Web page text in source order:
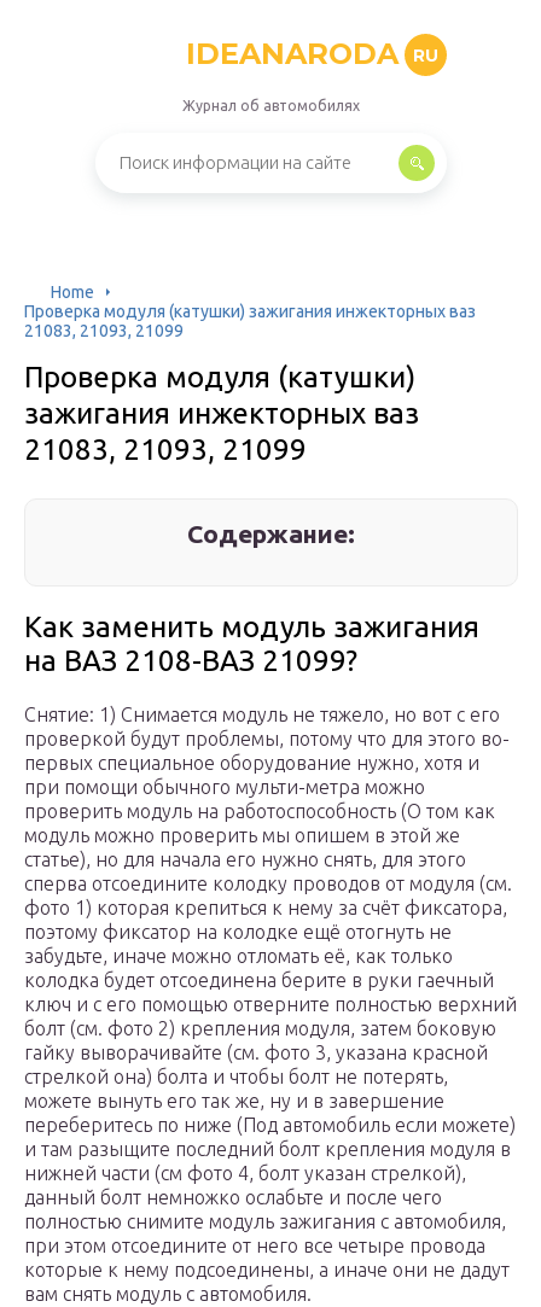
IDEANARODA RU
Журнал об автомобилях
Home
Проверка модуля (катушки) зажигания инжекторных ваз
21083, 21093, 21099
Проверка модуля (катушки)
зажигания инжекторных ваз
21083, 21093, 21099
Содержание:
Как заменить модуль зажигания
на ВАЗ 2108-ВАЗ 21099?
Снятие: 1) Снимается модуль не тяжело, но вот с его
проверкой будут проблемы, потому что для этого во-
первых специальное оборудование нужно, хотя и
при помощи обычного мульти-метра можно
проверить модуль на работоспособность (О том как
модуль можно проверить мы опишем в этой же
статье), но для начала его нужно снять, для этого
сперва отсоедините колодку проводов от модуля (см.
фото 1) которая крепиться к нему за счёт фиксатора,
поэтому фиксатор на колодке ещё отогнуть не
забудьте, иначе можно отломать её, как только
колодка будет отсоединена берите в руки гаечный
ключ и с его помощью отверните полностью верхний
болт (см. фото 2) крепления модуля, затем боковую
гайку выворачивайте (см. фото 3, указана красной
стрелкой она) болта и чтобы болт не потерять,
можете вынуть его так же, ну и в завершение
переберитесь по ниже (Под автомобиль если можете)
и там разыщите последний болт крепления модуля в
нижней части (см фото 4, болт указан стрелкой),
данный болт немножко ослабьте и после чего
полностью снимите модуль зажигания с автомобиля,
при этом отсоедините от него все четыре провода
которые к нему подсоединены, а иначе они не дадут
вам снять модуль с автомобиля.